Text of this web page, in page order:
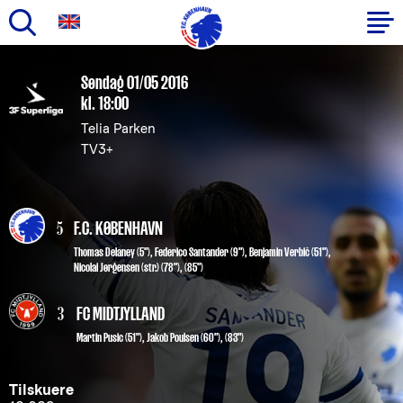
hovedindhold
Primær
navigation
Søndag 01/05 2016
kl. 18:00
Telia Parken
TV3+
5 F.C. KØBENHAVN
Thomas Delaney(5"),Federico Santander(9"),Benjamin Verbič(51"),
Nicolai Jørgensen(str.) (78"), (85")
3 FC MIDTJYLLAND
Martin Pusic (51"),Jakob Poulsen (60"), (83")
Tilskuere